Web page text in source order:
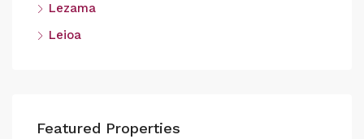
Lezama
Leioa
Featured Properties